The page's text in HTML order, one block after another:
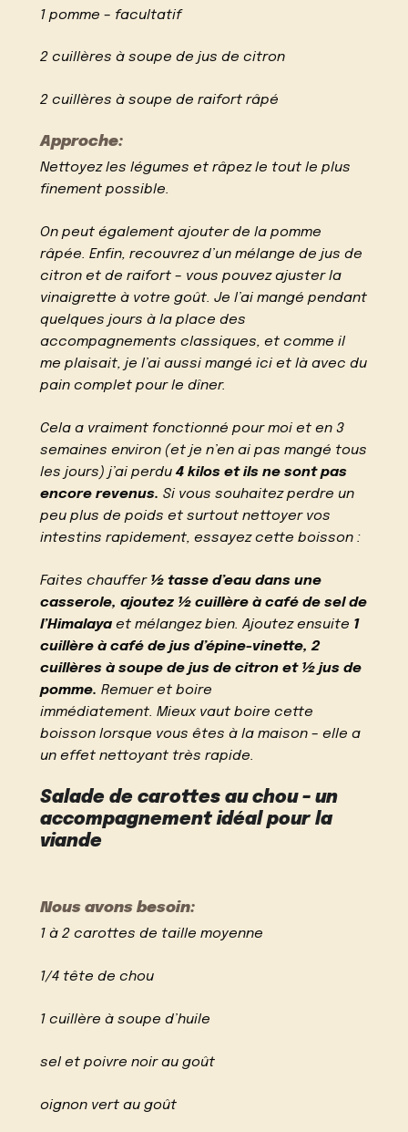
1 pomme – facultatif
2 cuillères à soupe de jus de citron
2 cuillères à soupe de raifort râpé
Approche:
Nettoyez les légumes et râpez le tout le plus
finement possible.
On peut également ajouter de la pomme
râpée. Enfin, recouvrez d’un mélange de jus de
citron et de raifort – vous pouvez ajuster la
vinaigrette à votre goût. Je l’ai mangé pendant
quelques jours à la place des
accompagnements classiques, et comme il
me plaisait, je l’ai aussi mangé ici et là avec du
pain complet pour le dîner.
Cela a vraiment fonctionné pour moi et en 3
semaines environ (et je n’en ai pas mangé tous
les jours) j’ai perdu4 kilos et ils ne sont pas
encore revenus.Si vous souhaitez perdre un
peu plus de poids et surtout nettoyer vos
intestins rapidement, essayez cette boisson :
Faites chauffer ½ tasse d’eau dans une
casserole, ajoutez ½ cuillère à café de sel de
l’Himalaya et mélangez bien. Ajoutez ensuite 1
cuillère à café de jus d’épine-vinette, 2
cuillères à soupe de jus de citron et ½ jus de
pomme.Remuer et boire
immédiatement. Mieux vaut boire cette
boisson lorsque vous êtes à la maison – elle a
un effet nettoyant très rapide.
Salade de carottes au chou – un
accompagnement idéal pour la
viande
Nous avons besoin:
1 à 2 carottes de taille moyenne
1/4 tête de chou
1 cuillère à soupe d’huile
sel et poivre noir au goût
oignon vert au goût